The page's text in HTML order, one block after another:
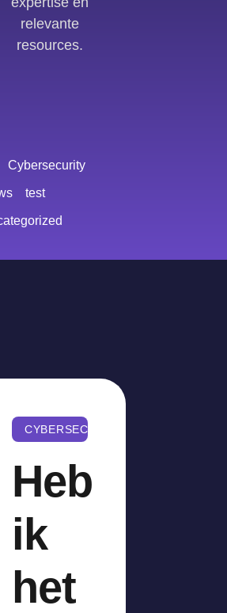
relevante
resources.
Cybersecurity
test
CYBERSECURITY
Heb
ik
het